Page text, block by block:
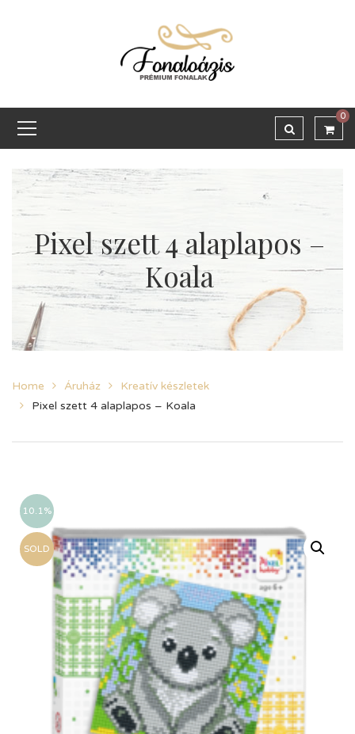
0
Pixel szett 4 alaplapos –
Koala
Home Áruház
Kreatív készletek
Pixel szett 4 alaplapos – Koala
10.1%
SOLD